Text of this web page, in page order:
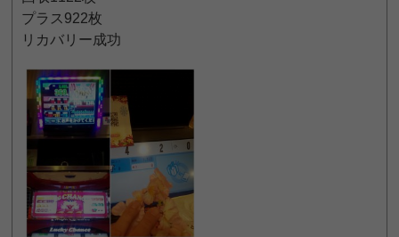
プラス922枚
リカバリー成功